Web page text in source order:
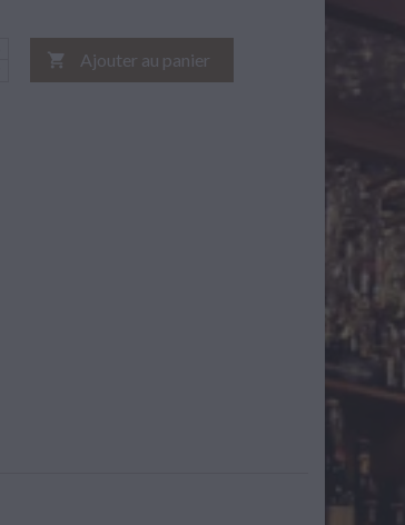
 Ajouter au panier